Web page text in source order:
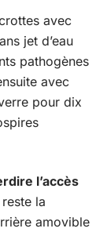
avec
jet d’eau
pathogènes
avec
pour dix
l’accès
reste la
amovible